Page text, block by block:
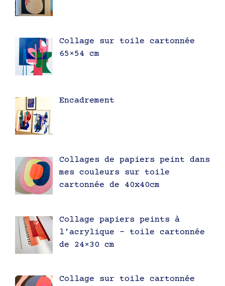
Collage sur toile cartonnée
65×54 cm
Encadrement
Collages de papiers peint dans
mes couleurs sur toile
cartonnée de 40x40cm
Collage papiers peints à
l’acrylique – toile cartonnée
de 24×30 cm
Collage sur toile cartonnée